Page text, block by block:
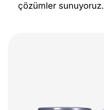
çözümler sunuyoruz.